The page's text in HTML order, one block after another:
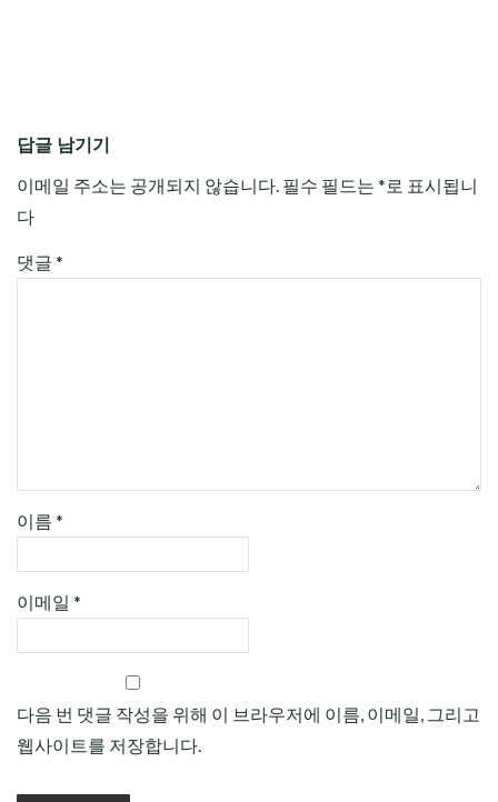
답글 남기기
이메일 주소는 공개되지 않습니다. 필수 필드는 * 로 표시됩니
다
댓글 *
이름 *
이메일 *
다음 번 댓글 작성을 위해 이 브라우저에 이름, 이메일, 그리고
웹사이트를 저장합니다.